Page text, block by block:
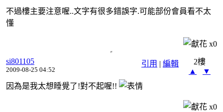
不過樓主要注意喔..文字有很多錯誤字.可能部份會員看不太
懂
x0
引用 | 編輯
si801105
2009-08-25 04:52
2樓
▲
▼
因為是我太想睡覺了!對不起喔!!
x0